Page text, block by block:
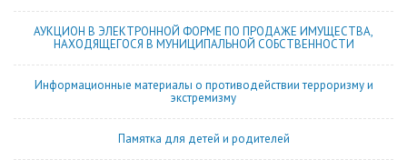
АУКЦИОН В ЭЛЕКТРОННОЙ ФОРМЕ ПО ПРОДАЖЕ ИМУЩЕСТВА,
НАХОДЯЩЕГОСЯ В МУНИЦИПАЛЬНОЙ СОБСТВЕННОСТИ
Информационные материалы о противодействии терроризму и
экстремизму
Памятка для детей и родителей